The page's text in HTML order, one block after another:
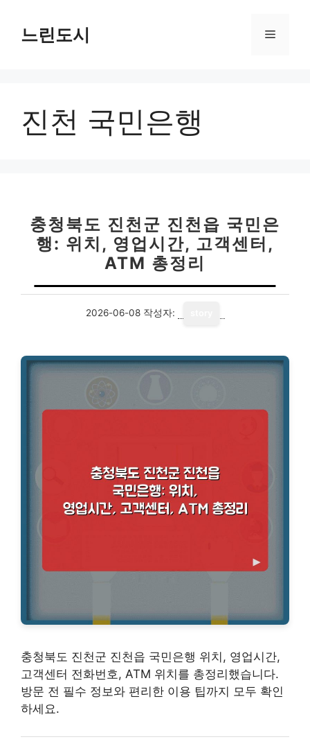
느린도시 메
진천 국민은행
충청북도 진천군 진천읍 국민은
행: 위치, 영업시간, 고객센터,
ATM 총정리
2026-06-08 작성자:
충청북도 진천군 진천읍 국민은행 위치, 영업시간,
고객센터 전화번호, ATM 위치를 총정리했습니다.
방문 전 필수 정보와 편리한 이용 팁까지 모두 확인
하세요.